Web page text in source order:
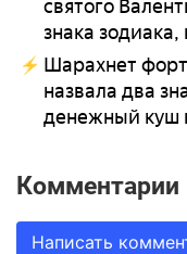
святого
знака
Шарахнет
назвала два
денежный куш
Комментарии
Написать